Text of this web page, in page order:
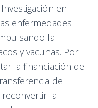
en
enfermedades
la
y vacunas. Por
la financiación de
del
la